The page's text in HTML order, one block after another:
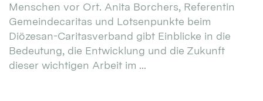
Menschen vor Ort. Anita Borchers, Referentin
Gemeindecaritas und Lotsenpunkte beim
Diözesan-Caritasverband gibt Einblicke in die
Bedeutung, die Entwicklung und die Zukunft
dieser wichtigen Arbeit im ...